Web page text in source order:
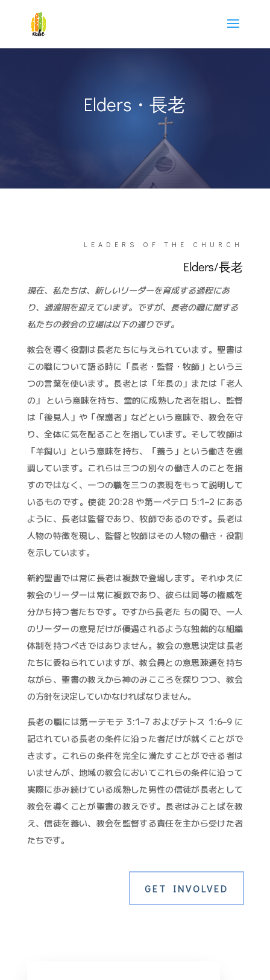
Elders・長老
LEADERS OF THE CHURCH
Elders/長老
現在、私たちは、新しいリーダーを育成する過程にあ
り、過渡期を迎えています。ですが、長老の職に関する
私たちの教会の立場は以下の通りです。
教会を導く役割は長老たちに与えられています。聖書は
この職について語る時に「長老・監督・牧師」という三
つの言葉を使います。長老とは「年長の」または「老人
の」 という意味を持ち、霊的に成熟した者を指し、監督
は「後見人」や「保護者」などという意味で、教会を守
り、全体に気を配ることを指しています。そして牧師は
「羊飼い」という意味を持ち、「養う」という働きを強
調しています。これらは三つの別々の働き人のことを指
すのではなく、一つの職を三つの表現をもって説明して
いるものです。使徒 20:28 や第一ペテロ 5:1–2 にある
ように、長老は監督であり、牧師であるのです。長老は
人物の特徴を現し、監督と牧師はその人物の働き・役割
を示しています。
新約聖書では常に長老は複数で登場します。それゆえに
教会のリーダーは常に複数であり、彼らは同等の権威を
分かち持つ者たちです。ですから長老た ちの間で、一人
のリーダーの意見だけが優遇されるような独裁的な組織
体制を持つべきではありません。教会の意思決定は長老
たちに委ねられていますが、教会員との意思疎通を持ち
ながら、聖書の教えから神のみこころを探りつつ、教会
の方針を決定していかなければなりません。
長老の職には第一テモテ 3:1–7 およびテトス 1:6–9 に
記されている長老の条件に沿った者だけが就くことがで
きます。これらの条件を完全に満たすことができる者は
いませんが、地域の教会においてこれらの条件に沿って
実際に歩み続けている成熟した男性の信徒が長老として
教会を導くことが聖書の教えです。長老はみことばを教
え、信徒を養い、教会を監督する責任を主から受けた者
たちです。
GET INVOLVED